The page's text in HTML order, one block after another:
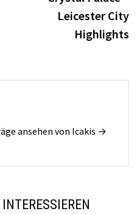
Leicester City
Highlights
ansehen von Icakis →